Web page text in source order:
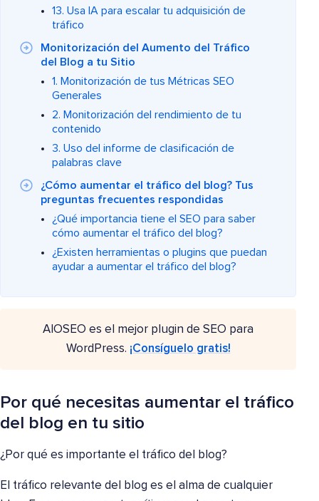
13. Usa IA para escalar tu adquisición de
tráfico
Monitorización del Aumento del Tráfico
del Blog a tu Sitio
1. Monitorización de tus Métricas SEO
Generales
2. Monitorización del rendimiento de tu
contenido
3. Uso del informe de clasificación de
palabras clave
¿Cómo aumentar el tráfico del blog? Tus
preguntas frecuentes respondidas
¿Qué importancia tiene el SEO para saber
cómo aumentar el tráfico del blog?
¿Existen herramientas o plugins que puedan
ayudar a aumentar el tráfico del blog?
AIOSEO es el mejor plugin de SEO para
WordPress. ¡Consíguelo gratis!
Por qué necesitas aumentar el tráfico
del blog en tu sitio
¿Por qué es importante el tráfico del blog?
El tráfico relevante del blog es el alma de cualquier